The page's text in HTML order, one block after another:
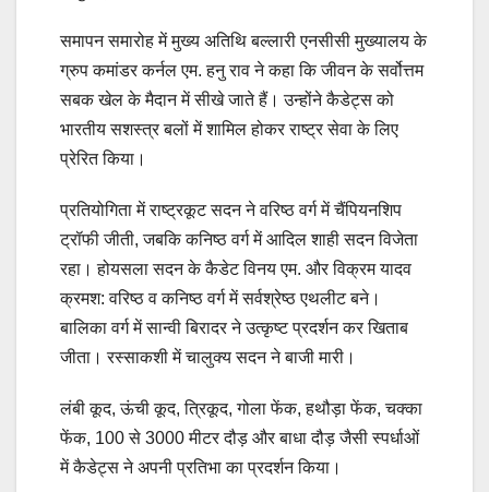
समापन समारोह में मुख्य अतिथि बल्लारी एनसीसी मुख्यालय के
ग्रुप कमांडर कर्नल एम. हनु राव ने कहा कि जीवन के सर्वोत्तम
सबक खेल के मैदान में सीखे जाते हैं। उन्होंने कैडेट्स को
भारतीय सशस्त्र बलों में शामिल होकर राष्ट्र सेवा के लिए
प्रेरित किया।
प्रतियोगिता में राष्ट्रकूट सदन ने वरिष्ठ वर्ग में चैंपियनशिप
ट्रॉफी जीती, जबकि कनिष्ठ वर्ग में आदिल शाही सदन विजेता
रहा। होयसला सदन के कैडेट विनय एम. और विक्रम यादव
क्रमश: वरिष्ठ व कनिष्ठ वर्ग में सर्वश्रेष्ठ एथलीट बने।
बालिका वर्ग में सान्वी बिरादर ने उत्कृष्ट प्रदर्शन कर खिताब
जीता। रस्साकशी में चालुक्य सदन ने बाजी मारी।
लंबी कूद, ऊंची कूद, त्रिकूद, गोला फेंक, हथौड़ा फेंक, चक्का
फेंक, 100 से 3000 मीटर दौड़ और बाधा दौड़ जैसी स्पर्धाओं
में कैडेट्स ने अपनी प्रतिभा का प्रदर्शन किया।